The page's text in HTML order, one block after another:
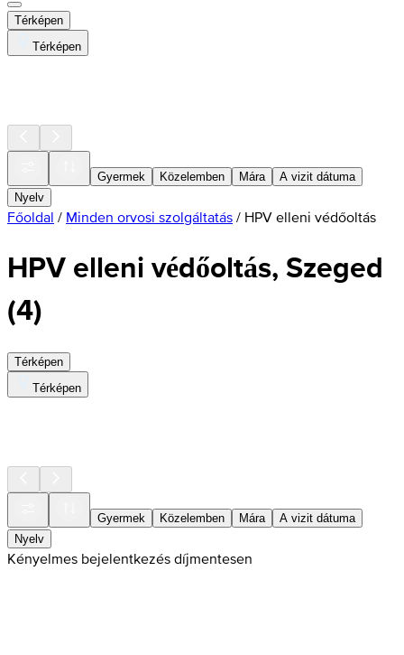
Térképen
Térképen
Gyermek Közelemben Mára
A vizit dátuma
Nyelv
Főoldal / Minden orvosi szolgáltatás / HPV elleni védőoltás
HPV elleni védőoltás, Szeged
(4)
Térképen
Térképen
Gyermek Közelemben Mára
A vizit dátuma
Nyelv
Kényelmes bejelentkezés díjmentesen